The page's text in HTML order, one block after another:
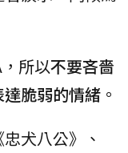
所以不要吝嗇
脆弱的情緒 。
犬八公》、